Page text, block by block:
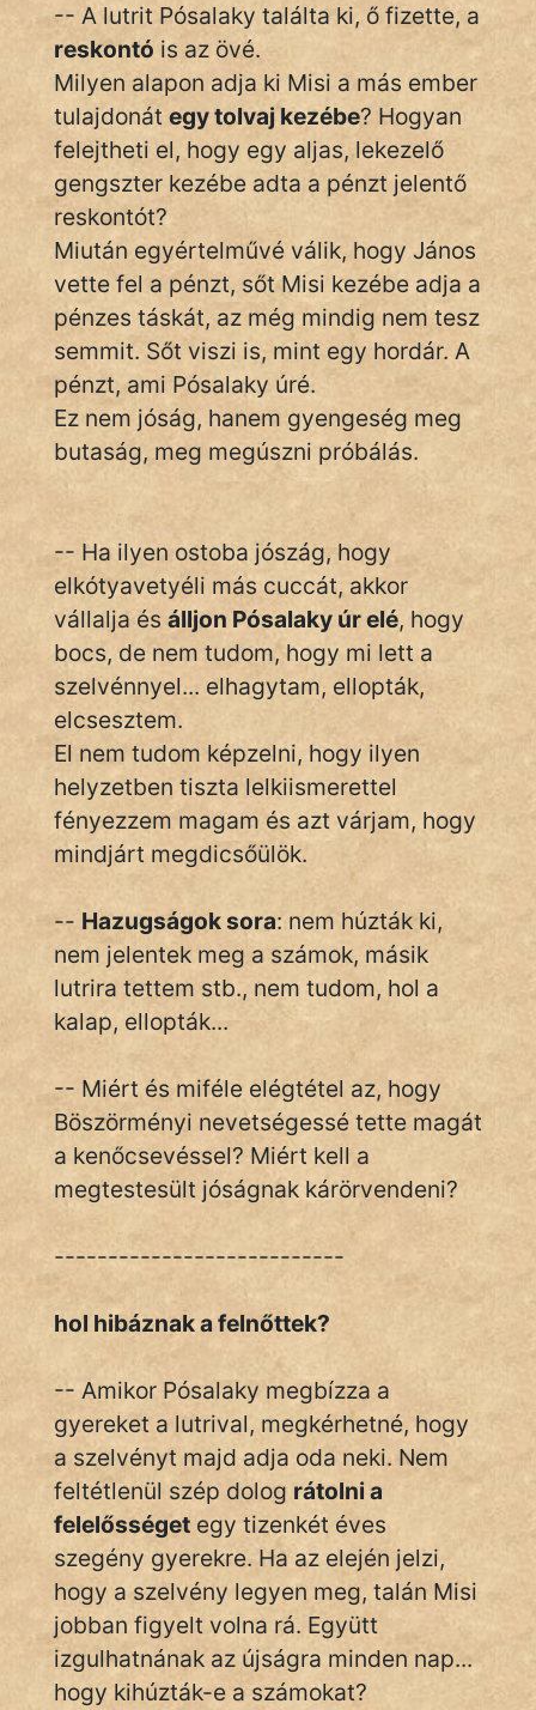
pszichopati
szegény legény
Hoffer Botond
szemfüles
-- A lutrit Pósalaky találta ki, ő fizette, a
reskontó is az övé.
Milyen alapon adja ki Misi a más ember
tulajdonát egy tolvaj kezébe? Hogyan
felejtheti el, hogy egy aljas, lekezelő
gengszter kezébe adta a pénzt jelentő
reskontót?
Miután egyértelművé válik, hogy János
vette fel a pénzt, sőt Misi kezébe adja a
pénzes táskát, az még mindig nem tesz
semmit. Sőt viszi is, mint egy hordár. A
pénzt, ami Pósalaky úré.
Ez nem jóság, hanem gyengeség meg
butaság, meg megúszni próbálás.
-- Ha ilyen ostoba jószág, hogy
elkótyavetyéli más cuccát, akkor
vállalja és álljon Pósalaky úr elé, hogy
bocs, de nem tudom, hogy mi lett a
szelvénnyel... elhagytam, ellopták,
elcsesztem.
El nem tudom képzelni, hogy ilyen
helyzetben tiszta lelkiismerettel
fényezzem magam és azt várjam, hogy
mindjárt megdicsőülök.
-- Hazugságok sora: nem húzták ki,
nem jelentek meg a számok, másik
lutrira tettem stb., nem tudom, hol a
kalap, ellopták...
-- Miért és miféle elégtétel az, hogy
Böszörményi nevetségessé tette magát
a kenőcsevéssel? Miért kell a
megtestesült jóságnak kárörvendeni?
---------------------------
hol hibáznak a felnőttek?
-- Amikor Pósalaky megbízza a
gyereket a lutrival, megkérhetné, hogy
a szelvényt majd adja oda neki. Nem
feltétlenül szép dolog rátolni a
felelősséget egy tizenkét éves
szegény gyerekre. Ha az elején jelzi,
hogy a szelvény legyen meg, talán Misi
jobban figyelt volna rá. Együtt
izgulhatnának az újságra minden nap...
hogy kihúzták-e a számokat?